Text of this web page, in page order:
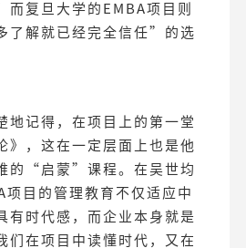
复旦大学的EMBA项目则
了解就已经完全信任”的选
地记得，在项目上的第一堂
》，这在一定层面上也是他
的“启蒙”课程。在吴世均
项目的管理教育不仅适应中
有时代感，而企业本身就是
们在项目中读懂时代，又在